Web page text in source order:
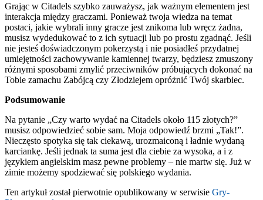
Grając w Citadels szybko zauważysz, jak ważnym elementem jest
interakcja między graczami. Ponieważ twoja wiedza na temat
postaci, jakie wybrali inny gracze jest znikoma lub wręcz żadna,
musisz wydedukować to z ich sytuacji lub po prostu zgadnąć. Jeśli
nie jesteś doświadczonym pokerzystą i nie posiadłeś przydatnej
umiejętności zachowywanie kamiennej twarzy, będziesz zmuszony
różnymi sposobami zmylić przeciwników próbujących dokonać na
Tobie zamachu Zabójcą czy Złodziejem opróżnić Twój skarbiec.
Podsumowanie
Na pytanie „Czy warto wydać na Citadels około 115 złotych?”
musisz odpowiedzieć sobie sam. Moja odpowiedź brzmi „Tak!”.
Nieczęsto spotyka się tak ciekawą, urozmaiconą i ładnie wydaną
karciankę. Jeśli jednak ta suma jest dla ciebie za wysoka, a i z
językiem angielskim masz pewne problemy – nie martw się. Już w
zimie możemy spodziewać się polskiego wydania.
Ten artykuł został pierwotnie opublikowany w serwisie Gry-